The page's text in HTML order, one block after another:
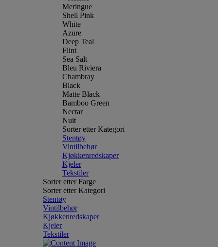
Meringue
Shell Pink
White
Azure
Deep Teal
Flint
Sea Salt
Bleu Riviera
Chambray
Black
Matte Black
Bamboo Green
Nectar
Nuit
Sorter etter Kategori
Stentøy
Vintilbehør
Kjøkkenredskaper
Kjeler
Tekstiler
Sorter etter Farge
Sorter etter Kategori
Stentøy
Vintilbehør
Kjøkkenredskaper
Kjeler
Tekstiler